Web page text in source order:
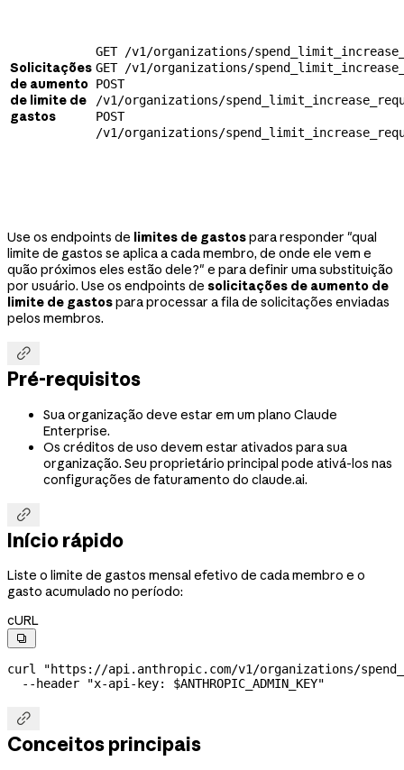
Solicitações
de aumento
de limite de
gastos
GET /v1/organizations/
GET /v1/organizations/
POST
/v1/organizations/
POST
/v1/organizations/
Use os endpoints de limites de gastospara responder "qual
limite de gastos se aplica a cada membro, de onde ele vem e
quão próximos eles estão dele?" e para definir uma substituição
por usuário. Use os endpoints de solicitações de aumento de
limite de gastospara processar a fila de solicitações enviadas
pelos membros.

Pré-requisitos
Sua organização deve estar em um plano Claude
Enterprise.
Os créditos de uso devem estar ativados para sua
organização. Seu proprietário principal pode ativá-los nas
configurações de faturamento do claude.ai.

Início rápido
Liste o limite de gastos mensal efetivo de cada membro e o
gasto acumulado no período:
cURL

curl "https://api.anthropic.com/v1/organizations/
  --header
"x-api-key: $ANTHROPIC_ADMIN_KEY"

Conceitos principais